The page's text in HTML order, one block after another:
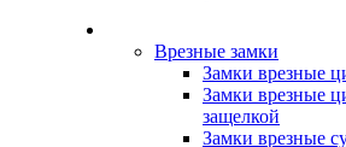
Врезные замки
Замки врезные
Замки врезные
защелкой
Замки врезные